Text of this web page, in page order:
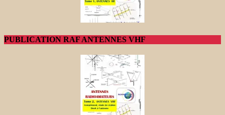
PUBLICATION RAF ANTENNES VHF